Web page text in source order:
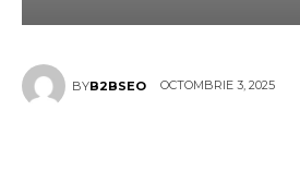
BYB2BSEO OCTOMBRIE 3, 2025